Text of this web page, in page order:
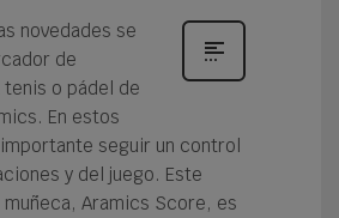
novedades se
de
tenis o pádel de
En estos
seguir un control
y del juego. Este
Aramics Score, es